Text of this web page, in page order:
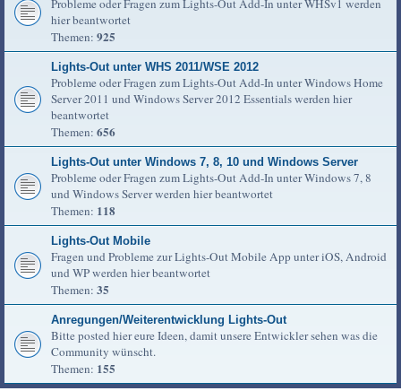
Probleme oder Fragen zum Lights-Out Add-In unter WHSv1 werden
hier beantwortet
Themen: 925
Lights-Out unter WHS 2011/WSE 2012
Probleme oder Fragen zum Lights-Out Add-In unter Windows Home
Server 2011 und Windows Server 2012 Essentials werden hier
beantwortet
Themen: 656
Lights-Out unter Windows 7, 8, 10 und Windows Server
Probleme oder Fragen zum Lights-Out Add-In unter Windows 7, 8
und Windows Server werden hier beantwortet
Themen: 118
Lights-Out Mobile
Fragen und Probleme zur Lights-Out Mobile App unter iOS, Android
und WP werden hier beantwortet
Themen: 35
Anregungen/Weiterentwicklung Lights-Out
Bitte posted hier eure Ideen, damit unsere Entwickler sehen was die
Community wünscht.
Themen: 155